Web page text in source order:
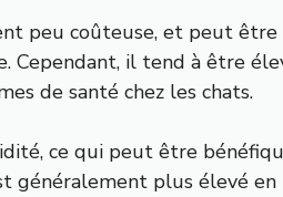
peu coûteuse, et peut être
Cependant, il tend à être
de santé chez les chats.
ce qui peut être
généralement plus élevé